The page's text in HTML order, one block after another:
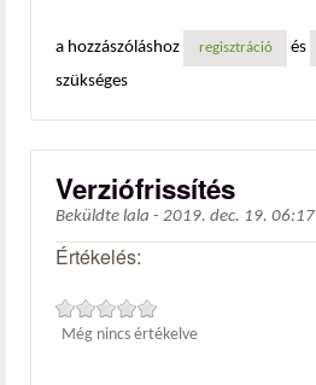
a hozzászóláshoz
regisztráció és
szükséges
Verziófrissítés
Beküldte lala - 2019. dec. 19. 06:17
Értékelés:
Még nincs értékelve